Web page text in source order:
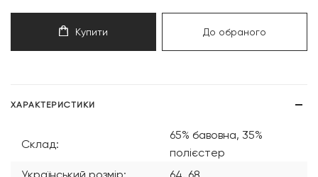
Купити До обраного
ХАРАКТЕРИСТИКИ
Склад:
65% бавовна, 35%
полієстер